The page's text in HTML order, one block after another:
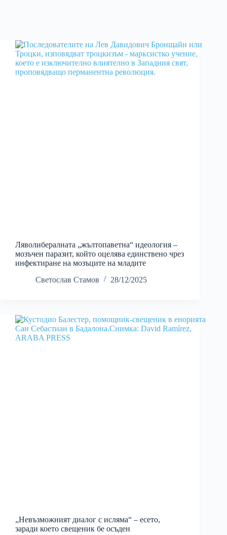
Ляволибералната „жълтопаветна“ идеология –
мозъчен паразит, който оцелява единствено чрез
инфектиране на мозъците на младите
Светослав Стамов
28/12/2025
„Невъзможният диалог с исляма“ – есето,
заради което свещеник бе осъден